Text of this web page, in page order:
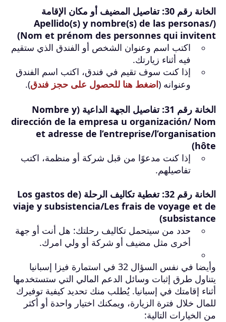
الخانة رقم 30: تفاصيل المضيف أو مكان الإقامة
(Apellido(s) y nombre(s) de las personas/
Nom et prénom des personnes qui invitent)
اكتب اسم وعنوان الشخص أو الفندق الذي ستقيم
فيه أثناء زيارتك.
إذا كنت سوف تقيم في فندق، اكتب اسم الفندق
وعنوانه (اضغط هنا للحصول على حجز فندق).
الخانة رقم 31: تفاصيل الجهة الداعية (Nombre y
dirección de la empresa u organización/ Nom
et adresse de l’entreprise/l’organisation
hôte)
إذا كنت مدعوًا من قبل شركة أو منظمة، اكتب
تفاصيلهم.
الخانة رقم 32: تغطية تكاليف الرحلة (Los gastos de
viaje y subsistencia/Les frais de voyage et de
subsistance)
حدد من سيتحمل تكاليف رحلتك: هل أنت أو جهة
أخرى مثل مضيف أو شركة أو ولي امرك.
وأيضا في نفس السؤال 32 في استمارة فيزا إسبانيا
يتناول طرق إثبات وسائل الدعم المالي التي ستستخدمها
أثناء إقامتك في إسبانيا. يُطلب منك تحديد كيفية توفيرك
للمال خلال فترة الزيارة، ويمكنك اختيار واحدة أو أكثر
من الخيارات التالية: